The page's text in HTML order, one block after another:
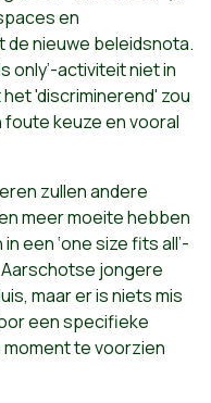
en
nieuwe beleidsnota.
only’-activiteit niet in
'discriminerend' zou
foute keuze en vooral
zullen andere
meer moeite hebben
een ‘one size fits all’-
jongere
maar er is niets mis
een specifieke
te voorzien